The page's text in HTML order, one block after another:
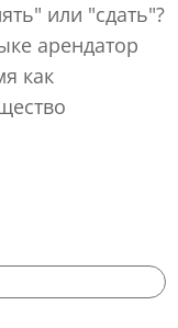
или "сдать"?
арендатор
как